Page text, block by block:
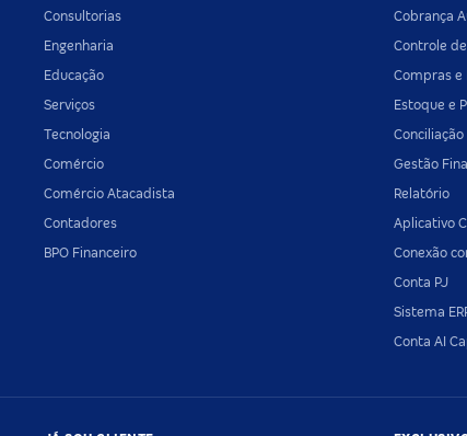
Consultorias
Engenharia
Educação
Serviços
Tecnologia
Comércio
Comércio Atacadista
Contadores
BPO Financeiro
Cobrança
Controle
Compras e
Estoque e
Conciliação
Gestão
Relatório
Aplicativo
Conexão
Conta PJ
Sistema
Conta AI